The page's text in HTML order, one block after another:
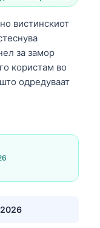
вистинскиот
за замор
користам во
одредуваат
2026